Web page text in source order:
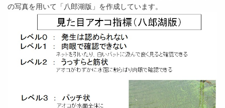
の写真を用いて「八郎湖版」を作成しています。